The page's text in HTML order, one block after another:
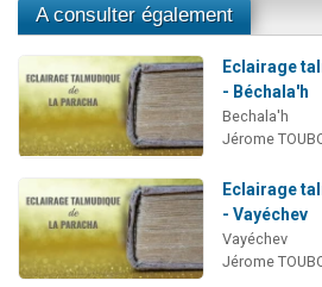
A consulter également
Eclairage
- Béchala'h
Bechala'h
Jérome
Eclairage
- Vayéchev
Vayéchev
Jérome